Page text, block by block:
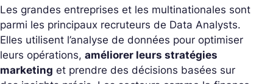
Les grandes entreprises et les multinationales sont
parmi les principaux recruteurs de Data Analysts.
Elles utilisent l’analyse de données pour optimiser
leurs opérations, améliorer leurs stratégies
marketing et prendre des décisions basées sur